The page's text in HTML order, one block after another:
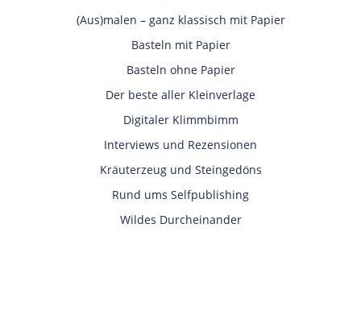
(Aus)malen – ganz klassisch mit Papier
Basteln mit Papier
Basteln ohne Papier
Der beste aller Kleinverlage
Digitaler Klimmbimm
Interviews und Rezensionen
Kräuterzeug und Steingedöns
Rund ums Selfpublishing
Wildes Durcheinander